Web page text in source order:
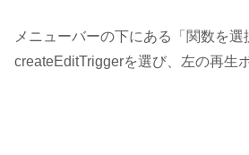
メニューバーの下にある「関数を選
createEditTriggerを選び、左の再生